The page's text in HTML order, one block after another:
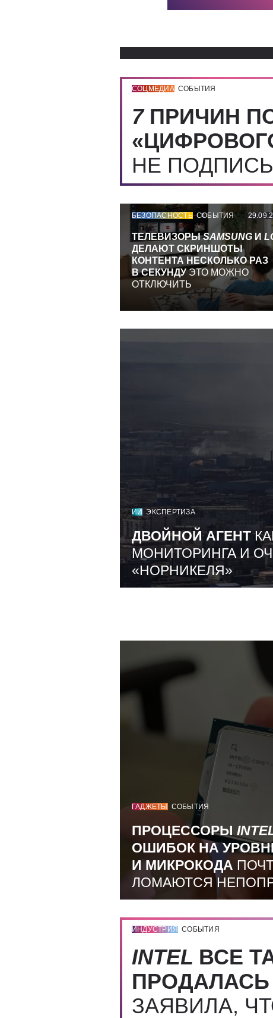
СОЦМЕДИА СОБЫТИЯ
7 ПРИЧИН
НЕ
БЕЗОПАСНОСТЬ СОБЫТИЯ
ТЕЛЕВИЗОРЫSAMSUNG И
ДЕЛАЮТ СКРИНШОТЫ
КОНТЕНТА НЕСКОЛЬКО РАЗ
В СЕКУНДУЭТО МОЖНО
ОТКЛЮЧИТЬ
ИИ ЭКСПЕРТИЗА
ДВОЙНОЙ АГЕНТ
МОНИТОРИНГА И
«НОРНИКЕЛЯ»
ГАДЖЕТЫ СОБЫТИЯ
ПРОЦЕССОРЫ
ОШИБОК НА
И МИКРОКОДА
ЛОМАЮТСЯ
ИНДУСТРИЯ СОБЫТИЯ
INTEL ВСЕ
ПРОДАЛАСЬ
ЗАЯВИЛА,